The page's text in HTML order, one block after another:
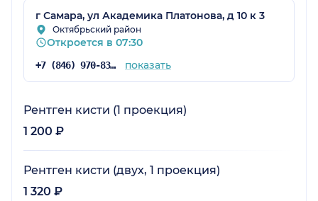
г Самара, ул Академика Платонова, д 10 к 3
Октябрьский район
Откроется в 07:30
+7 (846) 970-83-45 показать
Рентген кисти (1 проекция)
1 200 ₽
Рентген кисти (двух, 1 проекция)
1 320 ₽